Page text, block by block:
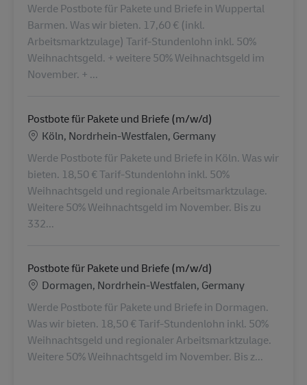
Werde Postbote für Pakete und Briefe in Wuppertal
Barmen. Was wir bieten. 17,60 € (inkl.
Arbeitsmarktzulage) Tarif-Stundenlohn inkl. 50%
Weihnachtsgeld. + weitere 50% Weihnachtsgeld im
November. + ...
Postbote für Pakete und Briefe (m/w/d)
Localização
Köln, Nordrhein-Westfalen, Germany
Werde Postbote für Pakete und Briefe in Köln. Was wir
bieten. 18,50 € Tarif-Stundenlohn inkl. 50%
Weihnachtsgeld und regionale Arbeitsmarktzulage.
Weitere 50% Weihnachtsgeld im November. Bis zu
332...
Postbote für Pakete und Briefe (m/w/d)
Localização
Dormagen, Nordrhein-Westfalen, Germany
Werde Postbote für Pakete und Briefe in Dormagen.
Was wir bieten. 18,50 € Tarif-Stundenlohn inkl. 50%
Weihnachtsgeld und regionaler Arbeitsmarktzulage.
Weitere 50% Weihnachtsgeld im November. Bis z...